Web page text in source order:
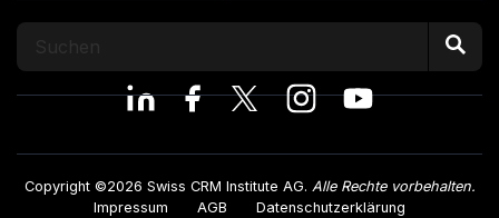
Copyright ©2026 Swiss CRM Institute AG. Alle Rechte vorbehalten.
Impressum
AGB Datenschutzerklärung